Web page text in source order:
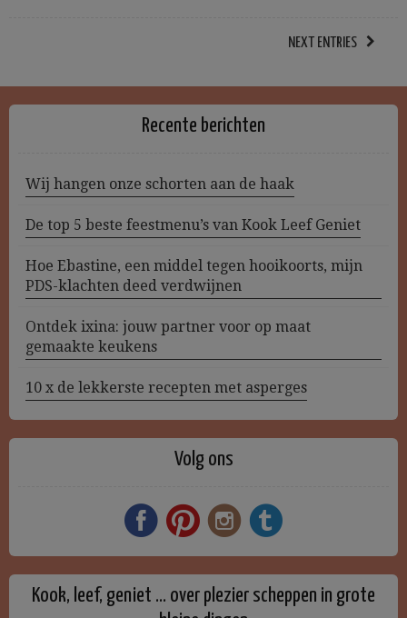
NEXT ENTRIES
Recente berichten
Wij hangen onze schorten aan de haak
De top 5 beste feestmenu’s van Kook Leef Geniet
Hoe Ebastine, een middel tegen hooikoorts, mijn
PDS-klachten deed verdwijnen
Ontdek ixina: jouw partner voor op maat
gemaakte keukens
10 x de lekkerste recepten met asperges
Volg ons
Kook, leef, geniet … over plezier scheppen in grote